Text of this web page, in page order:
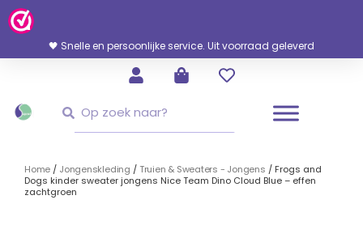
Ga
Naar
Inhoud
🖤 Snelle en persoonlijke service. Uit voorraad geleverd
Home / Jongenskleding / Truien & Sweaters - Jongens / Frogs and
Dogs kinder sweater jongens Nice Team Dino Cloud Blue – effen
zachtgroen